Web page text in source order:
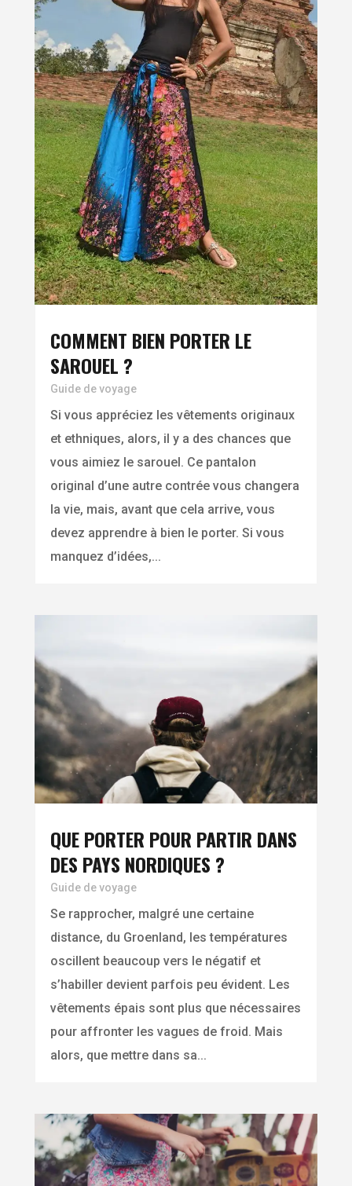
COMMENT BIEN PORTER LE
SAROUEL ?
Guide de voyage
Si vous appréciez les vêtements originaux
et ethniques, alors, il y a des chances que
vous aimiez le sarouel. Ce pantalon
original d’une autre contrée vous changera
la vie, mais, avant que cela arrive, vous
devez apprendre à bien le porter. Si vous
manquez d’idées,...
QUE PORTER POUR PARTIR DANS
DES PAYS NORDIQUES ?
Guide de voyage
Se rapprocher, malgré une certaine
distance, du Groenland, les températures
oscillent beaucoup vers le négatif et
s’habiller devient parfois peu évident. Les
vêtements épais sont plus que nécessaires
pour affronter les vagues de froid. Mais
alors, que mettre dans sa...